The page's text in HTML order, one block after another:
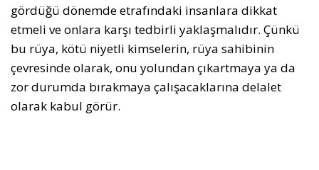
gördüğü dönemde etrafındaki insanlara dikkat
etmeli ve onlara karşı tedbirli yaklaşmalıdır. Çünkü
bu rüya, kötü niyetli kimselerin, rüya sahibinin
çevresinde olarak, onu yolundan çıkartmaya ya da
zor durumda bırakmaya çalışacaklarına delalet
olarak kabul görür.